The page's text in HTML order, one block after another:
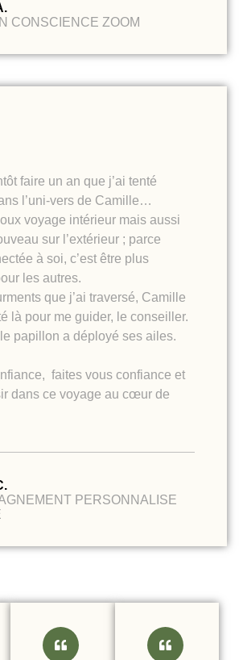
CONSCIENCE ZOOM
faire un an que j’ai tenté
l’uni-vers de Camille…
voyage intérieur mais aussi
sur l’extérieur ; parce
à soi, c’est être plus
les autres.
que j’ai traversé, Camille
là pour me guider, le conseiller.
papillon a déployé ses ailes.
faites vous confiance et
dans ce voyage au cœur de
PERSONNALISE